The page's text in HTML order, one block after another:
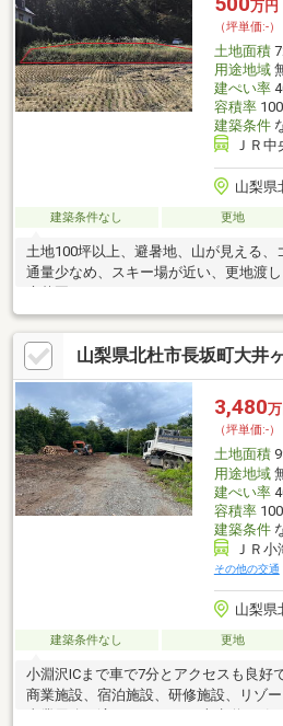
ンシャルの三拍子そろった土地。ぜひ
万円
（坪単価:-）
土地面積
用途地域
建ぺい率
容積率
建築条件
ＪＲ
山梨県
建築条件なし 更地
土地100坪以上、避暑地、山が見える、
通量少なめ、スキー場が近い、更地渡
山梨県北杜市長坂町大井
3,480
（坪単価:-）
土地面積
用途地域
建ぺい率
容積率
建築条件
ＪＲ
その他の交通
山梨県
建築条件なし 更地
小淵沢ICまで車で7分とアクセスも良好
商業施設、宿泊施設、研修施設、リゾー
事業用途に適しています。 上水道の引